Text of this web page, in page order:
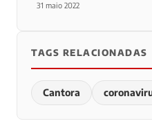
31 maio 2022
TAGS RELACIONADAS
Cantora